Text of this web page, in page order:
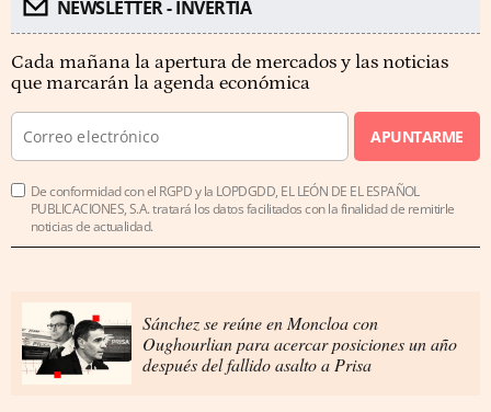
NEWSLETTER - INVERTIA
Cada mañana la apertura de mercados y las noticias
que marcarán la agenda económica
APUNTARME
De conformidad con el RGPD y la LOPDGDD, EL LEÓN DE EL ESPAÑOL
PUBLICACIONES, S.A. tratará los datos facilitados con la finalidad de remitirle
noticias de actualidad.
Sánchez se reúne en Moncloa con
Oughourlian para acercar posiciones un año
después del fallido asalto a Prisa